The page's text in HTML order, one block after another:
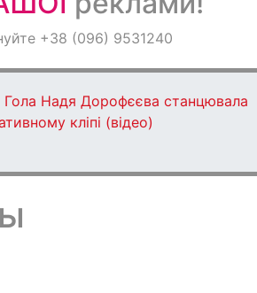
+38 (096) 9531240
Діти Захисників з Кам’янського
до Німеччини (відео)